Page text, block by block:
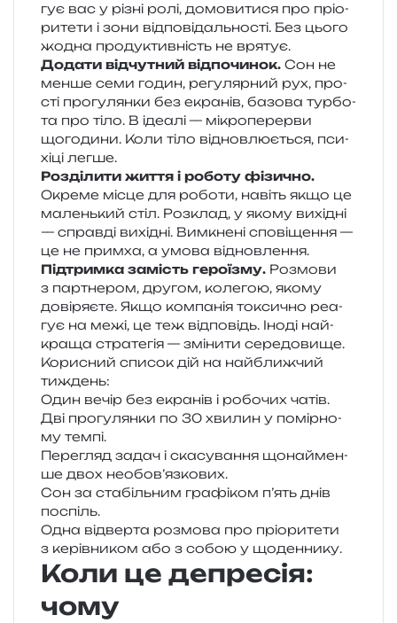
гує вас у різні ролі, домо­ви­ти­ся про прі­о­
ри­те­ти і зони від­по­від­аль­но­сті. Без цього
жодна про­ду­ктив­ність не врятує.
Додати від­чу­тний від­по­чи­нок. Сон не
менше семи годин, регу­ляр­ний рух, про­
сті про­гу­лян­ки без екра­нів, базо­ва тур­бо­
та про тіло. В іде­а­лі — мікро­пе­рер­ви
щого­ди­ни. Коли тіло від­нов­лю­є­ться, пси­
хі­ці легше.
Розділити життя і робо­ту фізи­чно.
Окреме місце для робо­ти, навіть якщо це
малень­кий стіл. Розклад, у якому вихі­дні
— справ­ді вихі­дні. Вимкнені спо­ві­ще­н­ня —
це не прим­ха, а умова відновлення.
Підтримка замість геро­ї­зму. Розмови
з пар­тне­ром, дру­гом, коле­гою, якому
дові­ря­є­те. Якщо ком­па­нія токси­чно реа­
гує на межі, це теж від­по­відь. Іноді най­
кра­ща стра­те­гія — змі­ни­ти середовище.
Корисний спи­сок дій на най­ближ­чий
тиждень:
Один вечір без екра­нів і робо­чих чатів.
Дві про­гу­лян­ки по 30 хви­лин у помір­но­
му темпі.
Перегляд задач і ска­су­ва­н­ня щонай­мен­
ше двох необов’язкових.
Сон за ста­біль­ним гра­фі­ком п’ять днів
поспіль.
Одна від­вер­та роз­мо­ва про прі­о­ри­те­ти
з керів­ни­ком або з собою у щоденнику.
Коли це депресія:
чому